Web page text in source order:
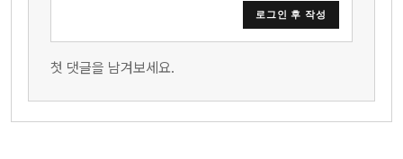
로그인 후 작성
첫 댓글을 남겨보세요.